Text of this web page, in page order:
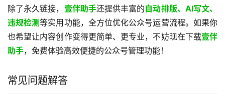
除了永久链接， 壹伴助手还提供丰富的自动排版、AI写文、
违规检测等实用功能，全方位优化公众号运营流程。如果你
也希望让内容创作变得更简单、更专业，不妨现在下载壹伴
助手​，免费体验高效便捷的公众号管理功能！
常见问题解答